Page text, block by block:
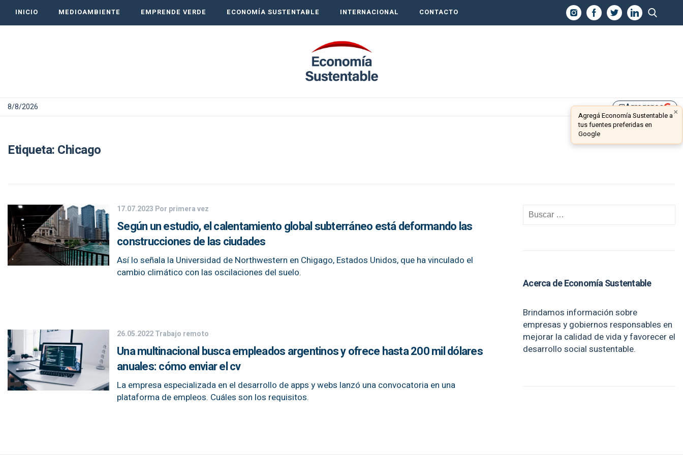
INICIO MEDIOAMBIENTE EMPRENDE VERDE ECONOMÍA SUSTENTABLE INTERNACIONAL CONTACTO
8/8/2026 library_addAgreganos ×
Agregá Economía Sustentable a
tus fuentes preferidas en
Google
Etiqueta: Chicago
17.07.2023 Por primera vez
Según un estudio, el calentamiento global subterráneo está deformando las
construcciones de las ciudades
Así lo señala la Universidad de Northwestern en Chigago, Estados Unidos, que ha vinculado el
cambio climático con las oscilaciones del suelo.
26.05.2022Trabajo remoto
Una multinacional busca empleados argentinos y ofrece hasta 200 mil dólares
anuales: cómo enviar el cv
La empresa especializada en el desarrollo de apps y webs lanzó una convocatoria en una
plataforma de empleos. Cuáles son los requisitos.
Acerca de Economía Sustentable
Brindamos información sobre
empresas y gobiernos responsables en
mejorar la calidad de vida y favorecer el
desarrollo social sustentable.